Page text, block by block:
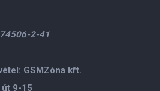
2-41
GSMZóna kft.
út 9-15